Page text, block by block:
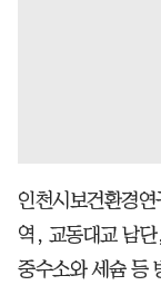
인천시보건환경
역, 교동대교 남
중수소와 세슘 등